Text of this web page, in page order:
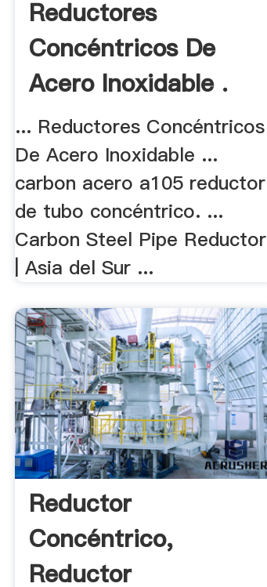
Reductores
Concéntricos De
Acero Inoxidable .
... Reductores Concéntricos
De Acero Inoxidable ...
carbon acero a105 reductor
de tubo concéntrico. ...
Carbon Steel Pipe Reductor
| Asia del Sur ...
Reductor
Concéntrico,
Reductor